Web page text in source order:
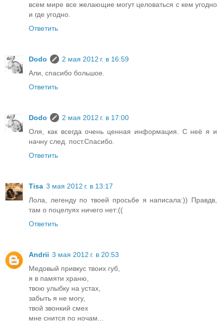
всем мире все желающие могут целоваться с кем угодно
и где угодно.
Ответить
Dodo
2 мая 2012 г. в 16:59
Али, спасибо большое.
Ответить
Dodo
2 мая 2012 г. в 17:00
Оля, как всегда очень ценная информация. С неё я и
начну след. пост.Спасибо.
Ответить
Tisa 3 мая 2012 г. в 13:17
Лола, легенду по твоей просьбе я написала:)) Правдв,
там о поцелуях ничего нет:((
Ответить
Andrii 3 мая 2012 г. в 20:53
Медовый привкус твоих губ,
я в памяти храню,
твою улыбку на устах,
забыть я не могу,
твой звонкий смех
мне снится по ночам...